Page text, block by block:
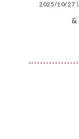
2025/10/27｜
&